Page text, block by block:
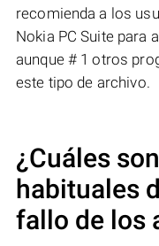
recomienda a los
Nokia PC Suite para
aunque # 1 otros
este tipo de archivo.
¿Cuáles
habituales
fallo de los